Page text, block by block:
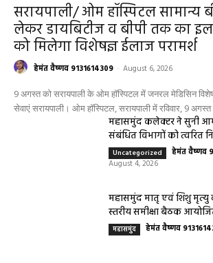
सरायपाली/ ओम हॉस्पिटल सामान्य
लेकर डायबिटीज व बीपी तक का
को मिलेगा विशेषज्ञ ईलाज परामर्श
हेमंत वैष्णव 9131614309 - August 6, 2026
9 अगस्त को सरायपाली के ओम हॉस्पिटल में जनरल मेडिसिन
सेवाएं सरायपाली। ओम हॉस्पिटल, सरायपाली में रविवार, 9
महासमुंद कलेक्टर ने सुनी
संबंधित विभागों को त्वरित
Uncategorized हेमंत वैष्णव
August 4, 2026
महासमुंद मातृ एवं शिशु मृत्यु
स्तरीय समीक्षा बैठक
महासमुंद हेमंत वैष्णव